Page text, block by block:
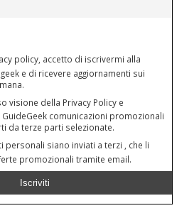
policy, accetto di iscrivermi alla
e di ricevere aggiornamenti sui
visione della Privacy Policy e
comunicazioni promozionali
da terze parti selezionate.
personali siano inviati a terzi , che li
promozionali tramite email.